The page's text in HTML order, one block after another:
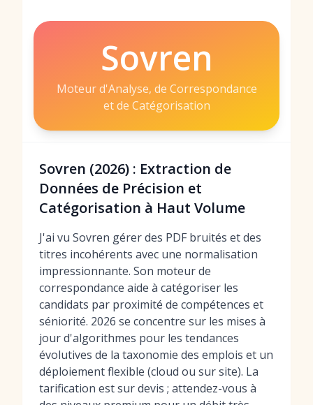
Sovren
Moteur d'Analyse, de Correspondance
et de Catégorisation
Sovren (2026) : Extraction de
Données de Précision et
Catégorisation à Haut Volume
J'ai vu Sovren gérer des PDF bruités et des
titres incohérents avec une normalisation
impressionnante. Son moteur de
correspondance aide à catégoriser les
candidats par proximité de compétences et
séniorité. 2026 se concentre sur les mises à
jour d'algorithmes pour les tendances
évolutives de la taxonomie des emplois et un
déploiement flexible (cloud ou sur site). La
tarification est sur devis ; attendez-vous à